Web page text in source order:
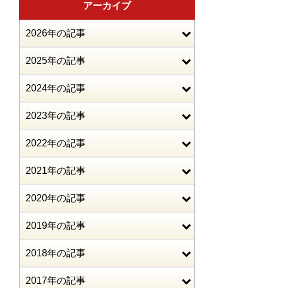
アーカイブ
2026年の記事
2025年の記事
2024年の記事
2023年の記事
2022年の記事
2021年の記事
2020年の記事
2019年の記事
2018年の記事
2017年の記事